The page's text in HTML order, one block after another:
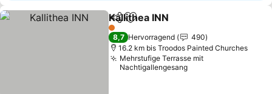
TeilenZu Favoriten hinzufügen
Kallithea INN
1 Sterne
8,7 Hervorragend
490
16.2 km bis Troodos Painted Churches
Mehrstufige Terrasse mit
Nachtigallengesang